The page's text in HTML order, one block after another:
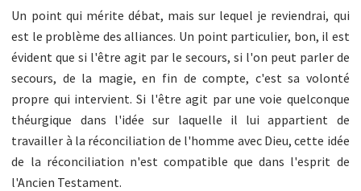
Un point qui mérite débat, mais sur lequel je reviendrai, qui
est le problème des alliances. Un point particulier, bon, il est
évident que si l'être agit par le secours, si l'on peut parler de
secours, de la magie, en fin de compte, c'est sa volonté
propre qui intervient. Si l'être agit par une voie quelconque
théurgique dans l'idée sur laquelle il lui appartient de
travailler à la réconciliation de l'homme avec Dieu, cette idée
de la réconciliation n'est compatible que dans l'esprit de
l'Ancien Testament.